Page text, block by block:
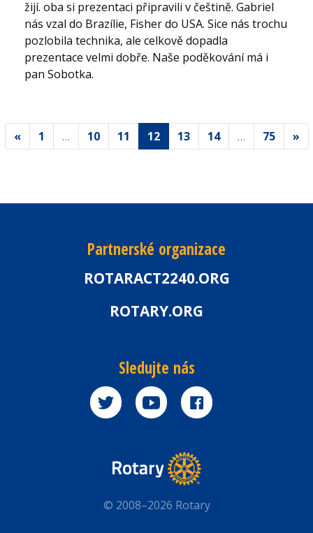
žijí. oba si prezentaci připravili v češtině. Gabriel
nás vzal do Brazílie, Fisher do USA. Sice nás trochu
pozlobila technika, ale celkově dopadla
prezentace velmi dobře. Naše poděkování má i
pan Sobotka.
« 1 … 10 11 12 13 14 … 75 »
Partnerské organizace
ROTARACT2240.ORG
ROTARY.ORG
Sledujte nás
© 2008–2026 Rotary